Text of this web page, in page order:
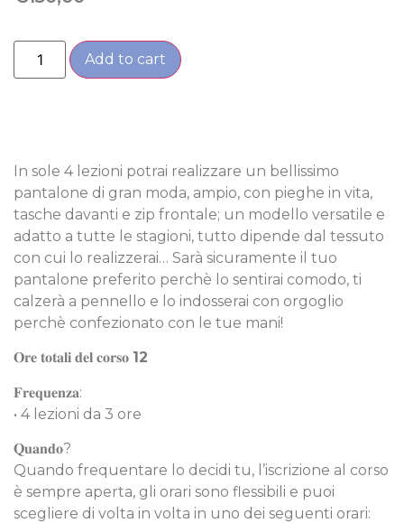
Add to cart
In sole 4 lezioni potrai realizzare un bellissimo
pantalone di gran moda, ampio, con pieghe in vita,
tasche davanti e zip frontale; un modello versatile e
adatto a tutte le stagioni, tutto dipende dal tessuto
con cui lo realizzerai… Sarà sicuramente il tuo
pantalone preferito perchè lo sentirai comodo, ti
calzerà a pennello e lo indosserai con orgoglio
perchè confezionato con le tue mani!
𝐎𝐫𝐞 𝐭𝐨𝐭𝐚𝐥𝐢 𝐝𝐞𝐥 𝐜𝐨𝐫𝐬𝐨 12
𝐅𝐫𝐞𝐪𝐮𝐞𝐧𝐳𝐚:
• 4 lezioni da 3 ore
𝐐𝐮𝐚𝐧𝐝𝐨?
Quando frequentare lo decidi tu, l’iscrizione al corso
è sempre aperta, gli orari sono flessibili e puoi
scegliere di volta in volta in uno dei seguenti orari: